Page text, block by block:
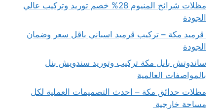
مظلات شرائح المنيوم 28% خصم توريد وتركيب عالي
الجودة
قرميد مكة – تركيب قرميد اسباني باقل سعر وضمان
الجودة
ساندوتش بانل مكة تركيب وتوريد سندويش بنل
بالمواصفات العالمية
مظلات حدائق مكة – احدث التصميمات العملية لكل
مساحة خارجية